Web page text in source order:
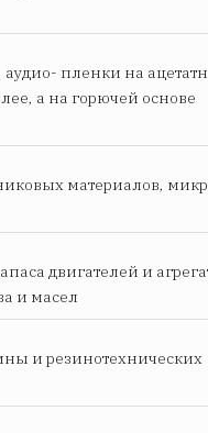
пленки на
а на горючей основе
материалов,
двигателей и
и масел
и резинотехнических